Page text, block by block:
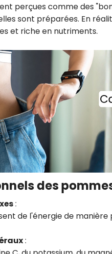
perçues comme des
sont préparées. En
et riche en nutriments.
des
:
de l'énergie de
: